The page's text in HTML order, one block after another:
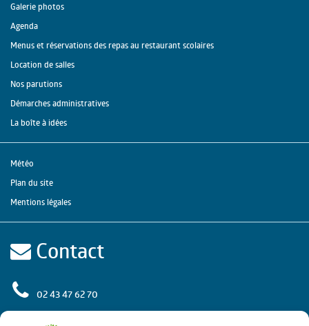
Galerie photos
Agenda
Menus et réservations des repas au restaurant scolaires
Location de salles
Nos parutions
Démarches administratives
La boîte à idées
Météo
Plan du site
Mentions légales
Contact
02 43 47 62 70
rue de l'Europe